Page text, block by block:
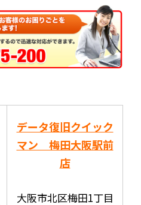
データ復旧クイック
マン 梅田大阪駅前
店
大阪市北区梅田1丁目